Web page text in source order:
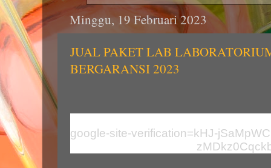
Minggu, 19 Februari 2023
JUAL PAKET LAB
BERGARANSI 2023
google-site-verification=kHJ-